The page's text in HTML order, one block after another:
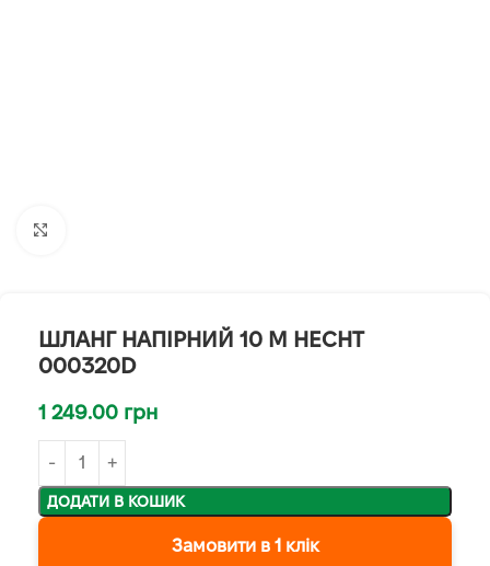
ШЛАНГ НАПІРНИЙ 10 М HECHT
000320D
1 249.00 грн
ДОДАТИ В КОШИК
Замовити в 1 клік